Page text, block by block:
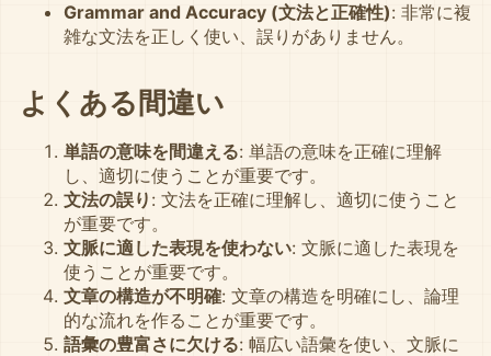
Grammar and Accuracy (文法と正確性): 非常に複
雑な文法を正しく使い、誤りがありません。
よくある間違い
単語の意味を間違える: 単語の意味を正確に理解
し、適切に使うことが重要です。
文法の誤り : 文法を正確に理解し、適切に使うこと
が重要です。
文脈に適した表現を使わない: 文脈に適した表現を
使うことが重要です。
文章の構造が不明確: 文章の構造を明確にし、論理
的な流れを作ることが重要です。
語彙の豊富さに欠ける: 幅広い語彙を使い、文脈に